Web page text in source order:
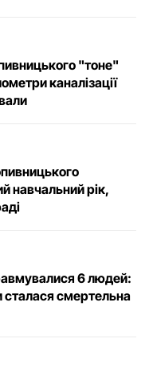
"тоне"
каналізації
навчальний рік,
6 людей:
сталася смертельна